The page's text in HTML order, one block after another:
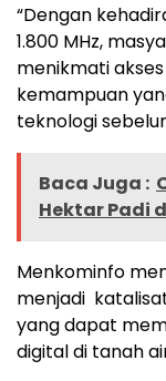
“Dengan
1.800 MHz,
menikmati
kemampuan
teknologi
Baca Juga :
Hektar Padi
Menkominfo
menjadi
yang dapat
digital di tanah